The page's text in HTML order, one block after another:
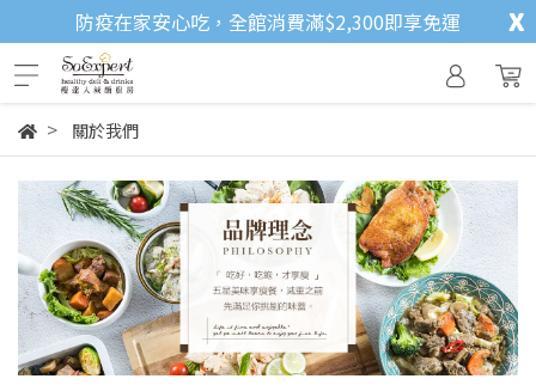
防疫在家安心吃，全館消費滿$2,300即享免運 x
關於我們